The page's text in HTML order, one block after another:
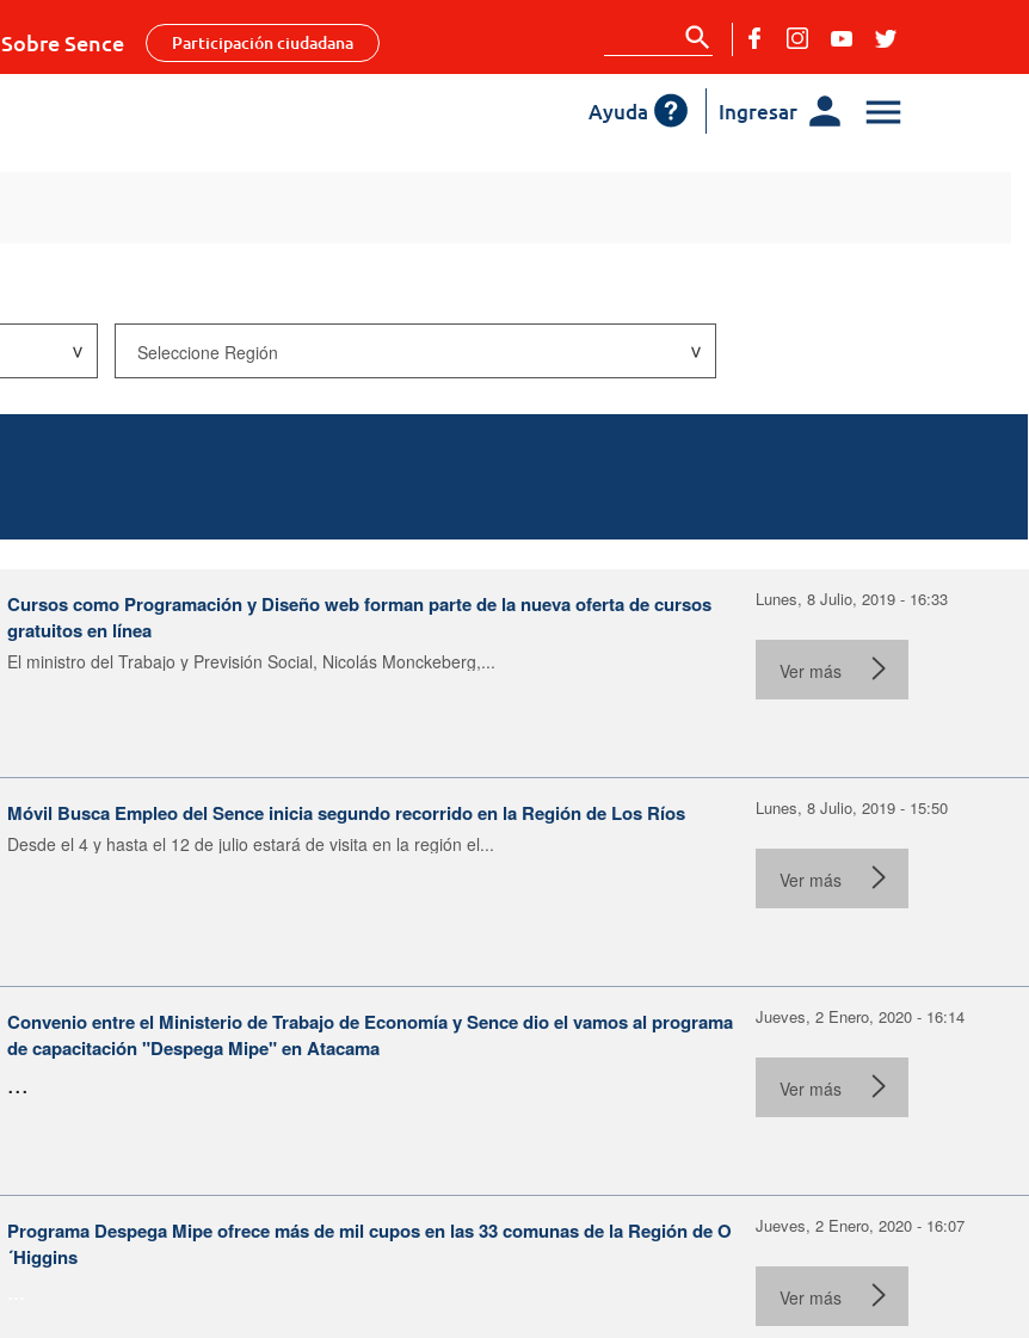
Sobre Sence Participación ciudadana
Ingresar
Ayuda
Cursos como Programación y Diseño web forman parte de la nueva oferta de cursos
gratuitos en línea
El ministro del Trabajo y Previsión Social, Nicolás Monckeberg,...
Lunes, 8 Julio, 2019 - 16:33
Ver más
Móvil Busca Empleo del Sence inicia segundo recorrido en la Región de Los Ríos
Desde el 4 y hasta el 12 de julio estará de visita en la región el...
Lunes, 8 Julio, 2019 - 15:50
Ver más
Convenio entre el Ministerio de Trabajo de Economía y Sence dio el vamos al programa
de capacitación "Despega Mipe" en Atacama
...
Jueves, 2 Enero, 2020 - 16:14
Ver más
Programa Despega Mipe ofrece más de mil cupos en las 33 comunas de la Región de O
´Higgins
Jueves, 2 Enero, 2020 - 16:07
Ver más